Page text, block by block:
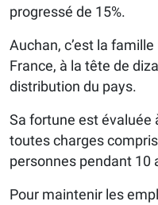
progressé de 15%.
Auchan, c’est la
France, à la tête de
distribution du pays.
Sa fortune est évaluée
toutes charges
personnes pendant 10
Pour maintenir les